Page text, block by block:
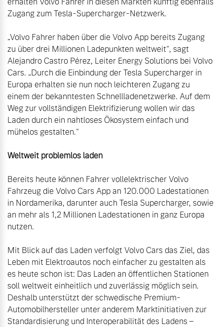
Editionsmodelle
Jetzt kennenlernen
Mehr erfahren
Finanzierung & Leasing
Versicherung
Zugang zum Tesla-Supercharger-Netzwerk.
„Volvo Fahrer haben über die Volvo App bereits Zugang
zu über drei Millionen Ladepunkten weltweit“, sagt
Alejandro Castro Pérez, Leiter Energy Solutions bei Volvo
Cars. „Durch die Einbindung der Tesla Supercharger in
Europa erhalten sie nun noch leichteren Zugang zu
einem der bekanntesten Schnellladenetzwerke. Auf dem
Weg zur vollständigen Elektrifizierung wollen wir das
Laden durch ein nahtloses Ökosystem einfach und
mühelos gestalten.“
Bereits heute können Fahrer vollelektrischer Volvo
Fahrzeug die Volvo Cars App an 120.000 Ladestationen
in Nordamerika, darunter auch Tesla Supercharger, sowie
an mehr als 1,2 Millionen Ladestationen in ganz Europa
nutzen.
Mit Blick auf das Laden verfolgt Volvo Cars das Ziel, das
Leben mit Elektroautos noch einfacher zu gestalten als
es heute schon ist: Das Laden an öffentlichen Stationen
soll weltweit einheitlich und zuverlässig möglich sein.
Deshalb unterstützt der schwedische Premium-
Automobilhersteller unter anderem Marktinitiativen zur
Standardisierung und Interoperabilität des Ladens –